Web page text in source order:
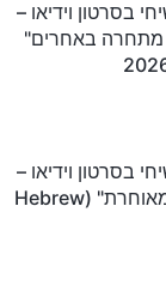
בסרטון וידיאו –
מתחרה באחרים"
בסרטון וידיאו –
"התעוררות מאוחרת" (Hebrew